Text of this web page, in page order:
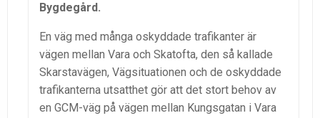
Bygdegård.
En väg med många oskyddade trafikanter är
vägen mellan Vara och Skatofta, den så kallade
Skarstavägen, Vägsituationen och de oskyddade
trafikanterna utsatthet gör att det stort behov av
en GCM-väg på vägen mellan Kungsgatan i Vara